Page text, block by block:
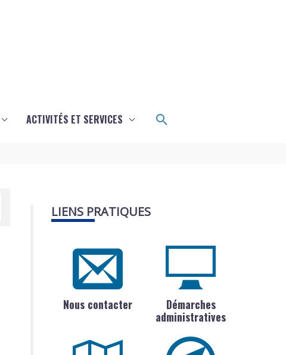
ACTIVITÉS ET SERVICES Rechercher
LIENS PRATIQUES
Nous contacter
Démarches
administratives